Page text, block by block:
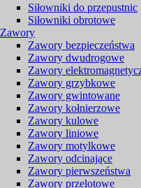
Siłowniki do przepustnic
Siłowniki obrotowe
Zawory
Zawory bezpieczeństwa
Zawory dwudrogowe
Zawory
Zawory grzybkowe
Zawory gwintowane
Zawory kołnierzowe
Zawory kulowe
Zawory liniowe
Zawory motylkowe
Zawory odcinające
Zawory pierwszeństwa
Zawory przelotowe